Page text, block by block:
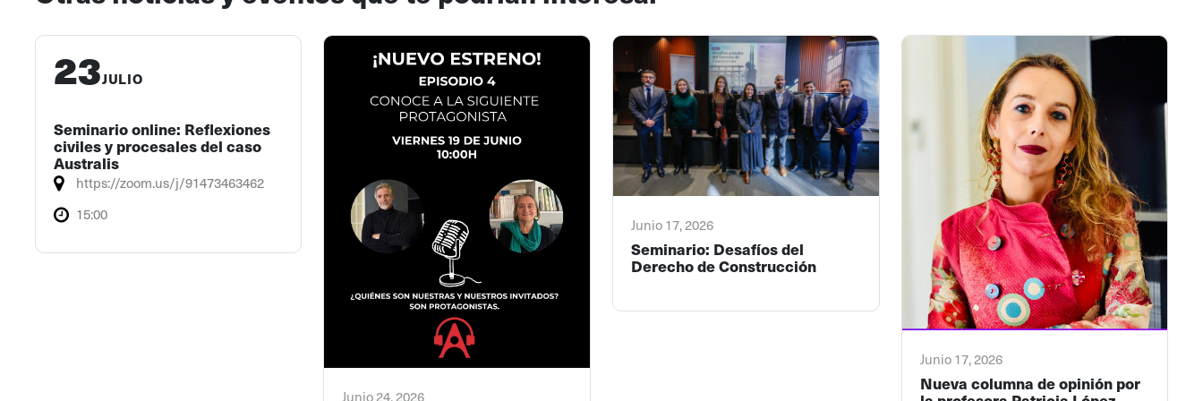
23JULIO
Seminario online: Reflexiones
civiles y procesales del caso
Australis
https://zoom.us/j/91473463462
15:00
Junio 24, 2026
Junio 17, 2026
Seminario: Desafíos del
Derecho de Construcción
Junio 17, 2026
Nueva columna de opinión por